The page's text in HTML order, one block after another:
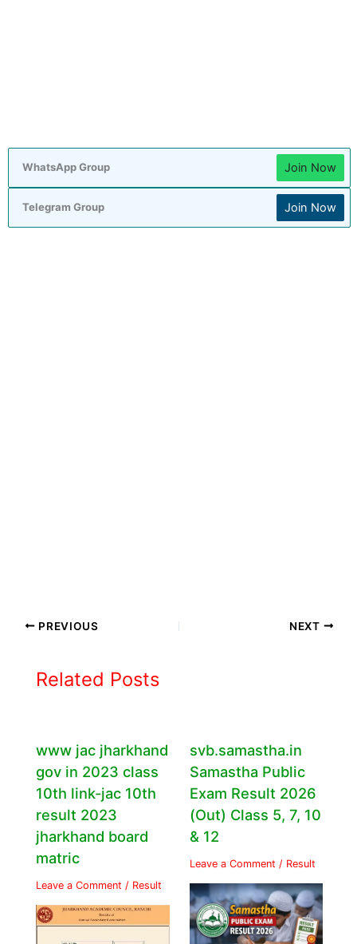
WhatsApp Group Join Now
Telegram Group Join Now
PREVIOUS NEXT
Related Posts
www jac jharkhand
gov in 2023 class
10th link-jac 10th
result 2023
jharkhand board
matric
Leave a Comment / Result
svb.samastha.in
Samastha Public
Exam Result 2026
(Out) Class 5, 7, 10
& 12
Leave a Comment / Result